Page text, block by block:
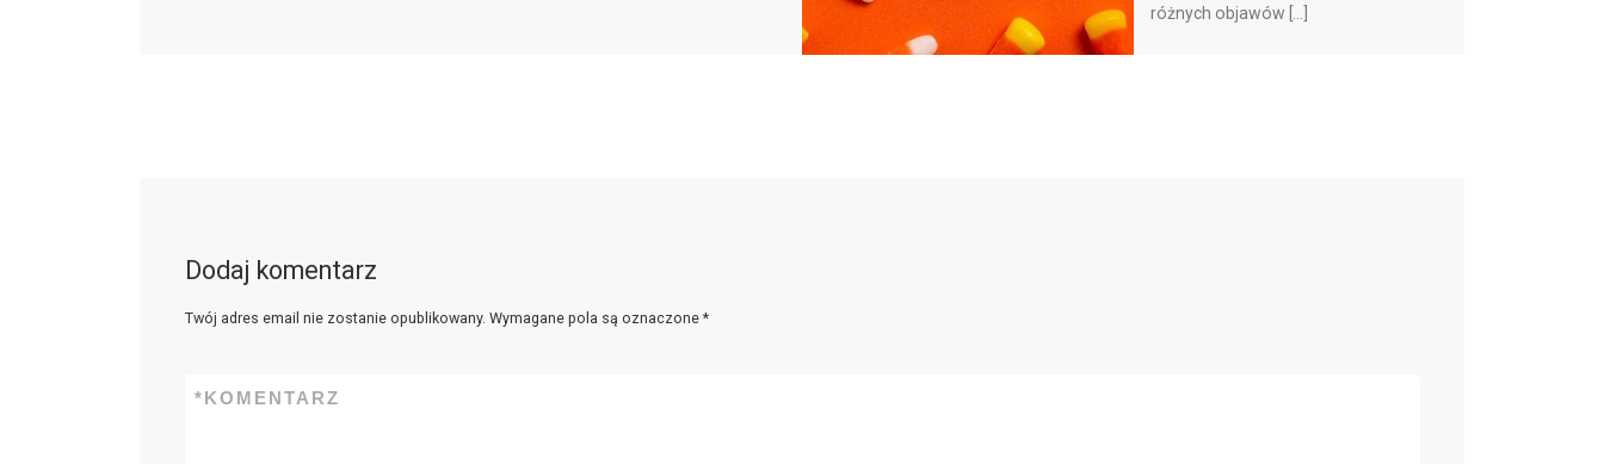
różnych objawów […]
Dodaj komentarz
Twój adres email nie zostanie opublikowany. Wymagane pola są oznaczone *
KOMENTARZ
*